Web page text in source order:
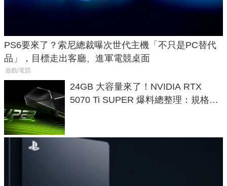
PS6要來了？索尼總裁曝次世代主機「不只是PC替代
品」，目標走出客廳、進軍電競桌面
遊戲/電競
24GB 大容量來了！NVIDIA RTX
5070 Ti SUPER 爆料總整理：規格、